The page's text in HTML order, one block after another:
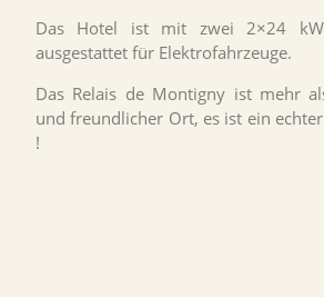
Das Hotel ist mit zwei 2×24 kW
ausgestattet für Elektrofahrzeuge.
Das Relais de Montigny ist mehr
und freundlicher Ort, es ist ein
!